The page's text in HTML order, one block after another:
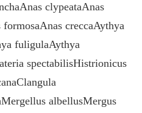
clypeataAnas
creccaAythya
fuligulaAythya
spectabilisHistrionicus
albellusMergus